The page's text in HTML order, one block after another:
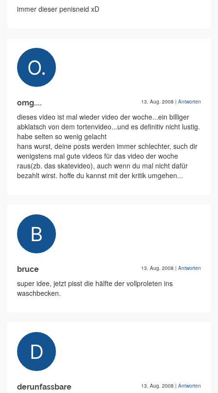
immer dieser penisneid xD
omg.... 13. Aug. 2008 | Antworten
dieses video ist mal wieder video der woche...ein billiger
abklatsch von dem tortenvideo...und es definitiv nicht lustig.
habe selten so wenig gelacht
hans wurst, deine posts werden immer schlechter, such dir
wenigstens mal gute videos für das video der woche
raus(zb. das skatevideo), auch wenn du mal nicht dafür
bezahlt wirst. hoffe du kannst mit der kritik umgehen...
bruce 13. Aug. 2008 | Antworten
super idee, jetzt pisst die hälfte der vollproleten ins
waschbecken.
derunfassbare 13. Aug. 2008 | Antworten